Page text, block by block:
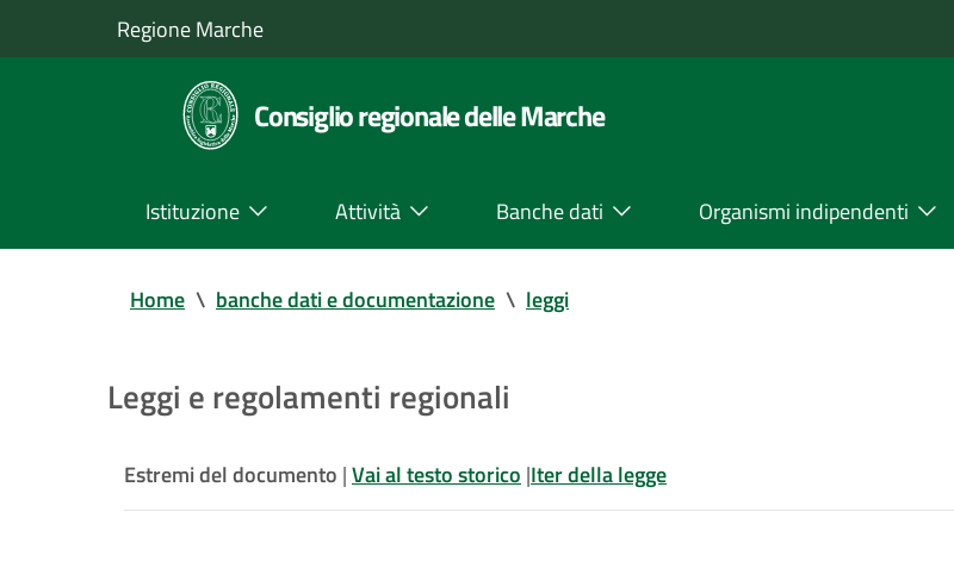
Regione Marche
Consiglio regionale delle Marche
Istituzione Attività Banche dati Organismi indipendenti
Home \ banche dati e documentazione \ leggi
Leggi e regolamenti regionali
Estremi del documento |Vai al testo storico |Iter della legge